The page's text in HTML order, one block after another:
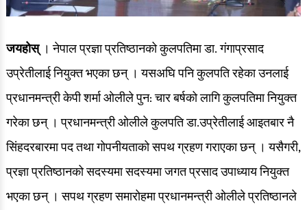
जयहोस्। नेपाल प्रज्ञा प्रतिष्ठानको कुलपतिमा डा. गंगाप्रसाद
उप्रेतीलाई नियुक्त भएका छन् । यसअघि पनि कुलपति रहेका उनलाई
प्रधानमन्त्री केपी शर्मा ओलीले पुन: चार बर्षको लागि कुलपतिमा नियुक्त
गरेका छन् । प्रधानमन्त्री ओलीले कुलपति डा.उप्रेतीलाई आइतबार नै
सिंहदरबारमा पद तथा गोपनीयताको सपथ ग्रहण गराएका छन् । यसैगरी,
प्रज्ञा प्रतिष्ठानको सदस्यमा सदस्यमा जगत प्रसाद उपाध्याय नियुक्त
भएका छन् । सपथ ग्रहण समारोहमा प्रधानमन्त्री ओलीले प्रतिष्ठानले